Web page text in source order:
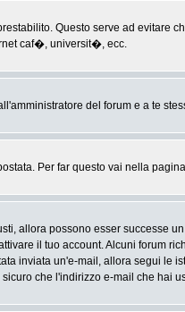
Questo serve ad evitare
caf�, universit�, ecc.
del forum e a te
Per far questo vai nella
allora possono esser successe
il tuo account. Alcuni forum
inviata un'e-mail, allora segui le
che l'indirizzo e-mail che hai